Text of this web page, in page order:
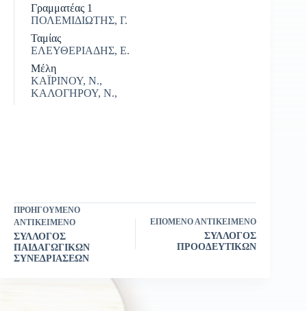
Γραμματέας 1
ΠΟΛΕΜΙΔΙΩΤΗΣ, Γ.
Ταμίας
ΕΛΕΥΘΕΡΙΑΔΗΣ, Ε.
Μέλη
ΚΑΪΡΙΝΟΥ, Ν.,
ΚΑΛΟΓΗΡΟΥ, Ν.,
ΠΡΟΗΓΟΎΜΕΝΟ
ΑΝΤΙΚΕΊΜΕΝΟ
ΣΥΛΛΟΓΟΣ
ΠΑΙΔΑΓΩΓΙΚΩΝ
ΣΥΝΕΔΡΙΑΣΕΩΝ
ΕΠΌΜΕΝΟ ΑΝΤΙΚΕΊΜΕΝΟ
ΣΥΛΛΟΓΟΣ
ΠΡΟΟΔΕΥΤΙΚΩΝ